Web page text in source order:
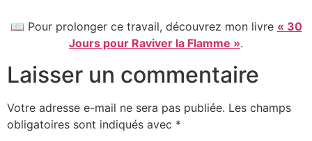
📖 Pour prolonger ce travail, découvrez mon livre « 30
Jours pour Raviver la Flamme ».
Laisser un commentaire
Votre adresse e-mail ne sera pas publiée. Les champs
obligatoires sont indiqués avec *